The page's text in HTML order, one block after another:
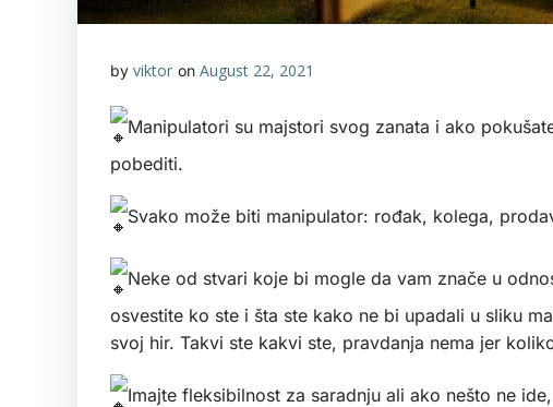
by viktor on August 22, 2021
Manipulatori su majstori svog zanata i ako
pobediti.
Svako može biti manipulator: rođak, kolega,
Neke od stvari koje bi mogle da vam znače u
osvestite ko ste i šta ste kako ne bi upadali u sliku
svoj hir. Takvi ste kakvi ste, pravdanja nema jer
Imajte fleksibilnost za saradnju ali ako nešto ne